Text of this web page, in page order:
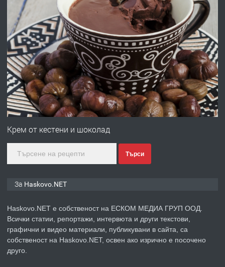
преди 2 дни
ПРЕДЛАГА
№4120 Магазин/Офис под наем в
кв. Любен Каравелов, Хасково-близо
до градската градина!
преди 2 дни
ПРЕДЛАГА
ПРОСТОРЕН ТРИСТАЕН
КУБА
преди 3 дни
ПРЕДЛАГА СГЛОБЯВАНЕ НА МЕБЕЛИ.
Крем от кестени и шоколад
Търси
За Haskovo.NET
Haskovo.NET е собственост на ЕСКОМ МЕДИА ГРУП ООД.
Всички статии, репортажи, интервюта и други текстови,
графични и видео материали, публикувани в сайта, са
собственост на Haskovo.NET, освен ако изрично е посочено
друго.